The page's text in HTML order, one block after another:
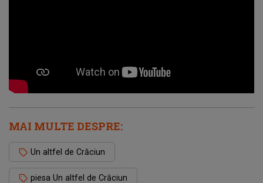
MAI MULTE DESPRE:
Un altfel de Crăciun
piesa Un altfel de Crăciun